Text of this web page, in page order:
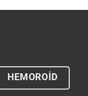
HEMOROİD